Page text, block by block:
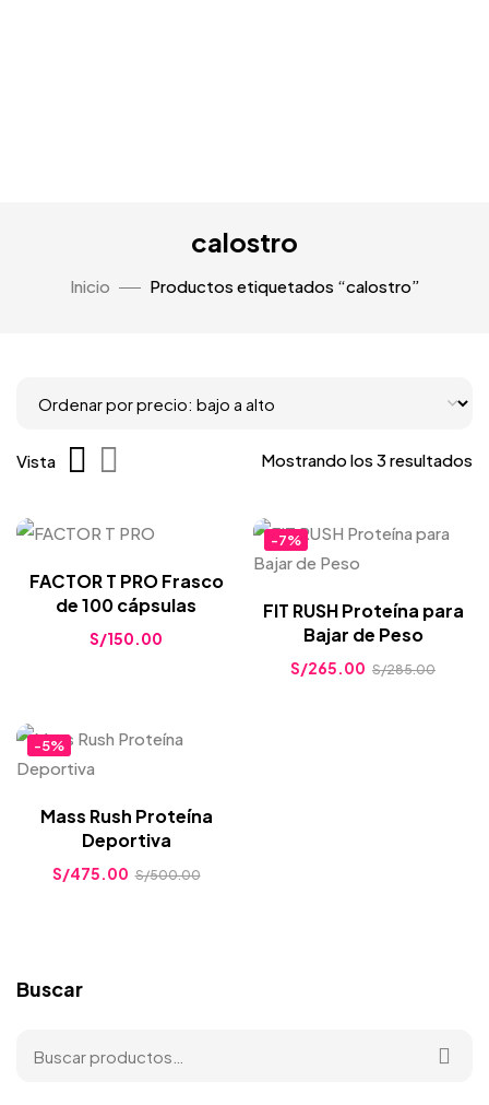
calostro
Inicio Productos etiquetados “calostro”
Mostrando los 3 resultados
Vista
FACTOR T PRO Frasco
de 100 cápsulas
S/150.00
-7%
FIT RUSH Proteína para
Bajar de Peso
S/265.00 S/285.00
-5%
Mass Rush Proteína
Deportiva
S/475.00 S/500.00
Buscar